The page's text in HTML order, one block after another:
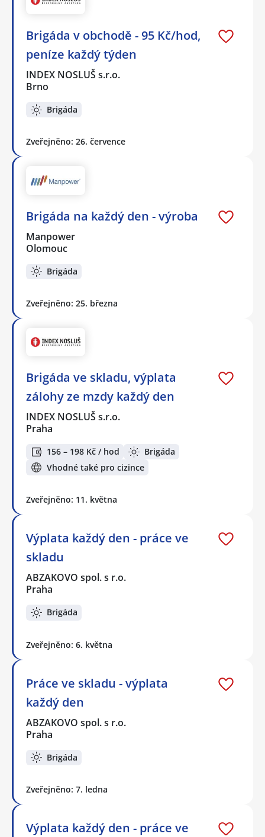
Brigáda v obchodě - 95 Kč/hod,
peníze každý týden
INDEX NOSLUŠ s.r.o.
Brno
Brigáda
Zveřejněno: 26. července
Brigáda na každý den - výroba
Manpower
Olomouc
Brigáda
Zveřejněno: 25. března
Brigáda ve skladu, výplata
zálohy ze mzdy každý den
INDEX NOSLUŠ s.r.o.
Praha
156 – 198 Kč / hod
Brigáda
Vhodné také pro cizince
Zveřejněno: 11. května
Výplata každý den - práce ve
skladu
ABZAKOVO spol. s r.o.
Praha
Brigáda
Zveřejněno: 6. května
Práce ve skladu - výplata
každý den
ABZAKOVO spol. s r.o.
Praha
Brigáda
Zveřejněno: 7. ledna
Výplata každý den - práce ve